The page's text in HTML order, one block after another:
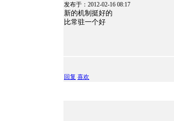
发布于：2012-02-16 08:17
新的机制挺好的
比常驻一个好
回复 喜欢